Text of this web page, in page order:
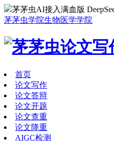
茅茅虫AI接入满血版
茅茅虫学院生物医学学院
首页
论文写作
论文答辩
论文开题
论文查重
论文降重
AIGC检测